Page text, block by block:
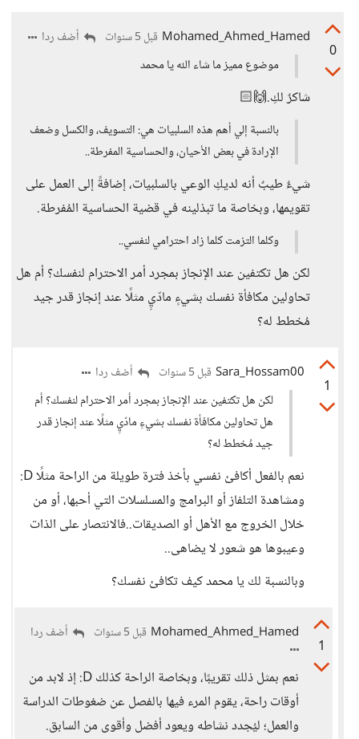
0
Mohamed_Ahmed_Hamed قبل 5 سنوات
أضف ردا
موضوع مميز ما شاء الله يا محمد
شاكرٌ لكِ.🙌🏻
بالنسبة إلي أهم هذه السلبيات هي: التسويف، والكسل وضعف
الإرادة في بعض الأحيان، والحساسية المفرطة..
شيءٌ طيبٌ أنه لديكِ الوعي بالسلبيات، إضافةً إلى العمل على
تقويمها، وبخاصة ما تبذلينه في قضية الحساسية المُفرطة.
وكلما التزمت كلما زاد احترامي لنفسي..
لكن هل تكتفين عند الإنجاز بمجرد أمر الاحترام لنفسك؟ أم هل
تحاولين مكافأة نفسك بشيءٍ مادّيٍ مثلًا عند إنجاز قدر جيد
مُخطط له؟
1
Sara_Hossam00 قبل 5 سنوات
أضف ردا
لكن هل تكتفين عند الإنجاز بمجرد أمر الاحترام لنفسك؟ أم
هل تحاولين مكافأة نفسك بشيءٍ مادّيٍ مثلًا عند إنجاز قدر
جيد مُخطط له؟
نعم بالفعل أكافئ نفسي بأخذ فترة طويلة من الراحة مثلًا D:
ومشاهدة التلفاز أو البرامج والمسلسلات التي أحبها، أو من
خلال الخروج مع الأهل أو الصديقات..فالانتصار على الذات
وعيبوها هو شعور لا يضاهى..
وبالنسبة لك يا محمد كيف تكافئ نفسك؟
1
Mohamed_Ahmed_Hamed قبل 5 سنوات أضف ردا
نعم بمثل ذلك تقريبًا، وبخاصة الراحة كذلك D: إذ لابد من
أوقات راحة، يقوم المرء فيها بالفصل عن ضغوطات الدراسة
والعمل؛ ليُجدد نشاطه ويعود أفضل وأقوى من السابق.